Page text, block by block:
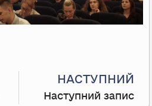
НАСТУПНИЙ
Наступний запис